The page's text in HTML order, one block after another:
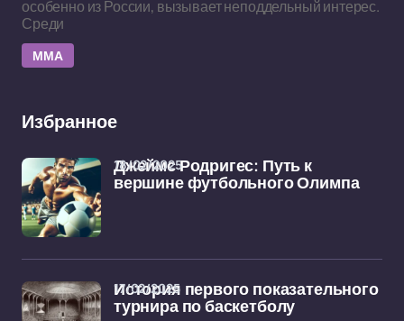
особенно из России, вызывает неподдельный интерес.
Среди
ММА
Избранное
Джеймс Родригес: Путь к
вершине футбольного Олимпа
18/02/2025
История первого показательного
турнира по баскетболу
17/02/2025